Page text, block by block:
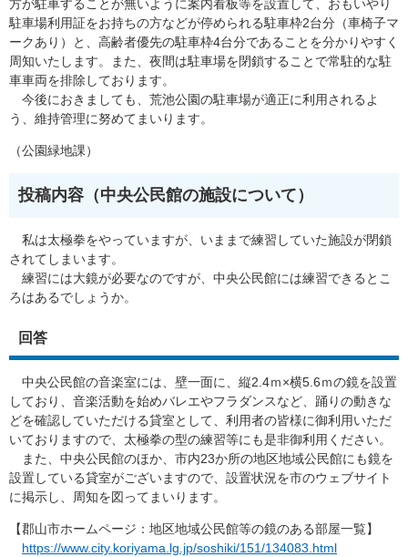
方が駐車することが無いように案内看板等を設置して、おもいやり
駐車場利用証をお持ちの方などが停められる駐車枠2台分（車椅子マ
ークあり）と、高齢者優先の駐車枠4台分であることを分かりやすく
周知いたします。また、夜間は駐車場を閉鎖することで常駐的な駐
車車両を排除しております。
今後におきましても、荒池公園の駐車場が適正に利用されるよ
う、維持管理に努めてまいります。
​（公園緑地課）
投稿内容（中央公民館の施設について）
私は太極拳をやっていますが、いままで練習していた施設が閉鎖
されてしまいます。
練習には大鏡が必要なのですが、中央公民館には練習できるとこ
ろはあるでしょうか。
回答
中央公民館の音楽室には、壁一面に、縦2.4ｍ×横5.6ｍの鏡を設置
しており、音楽活動を始めバレエやフラダンスなど、踊りの動きな
どを確認していただける貸室として、利用者の皆様に御利用いただ
いておりますので、太極拳の型の練習等にも是非御利用ください。
また、中央公民館のほか、市内23か所の地区地域公民館にも鏡を
設置している貸室がございますので、設置状況を市のウェブサイト
に掲示し、周知を図ってまいります。
【郡山市ホームページ：地区地域公民館等の鏡のある部屋一覧】
https://www.city.koriyama.lg.jp/soshiki/151/134083.html